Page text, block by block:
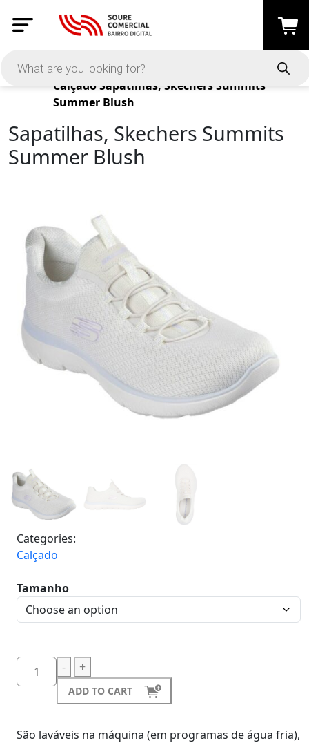
Products
CalçadoSapatilhas, Skechers Summits
Summer Blush
Sapatilhas, Skechers Summits
Summer Blush
Categories:
Calçado
Tamanho
- +
ADD TO CART
São laváveis na máquina (em programas de água fria),